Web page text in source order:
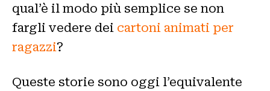
qual’è il modo più semplice se non
fargli vedere dei cartoni animati per
ragazzi?
Queste storie sono oggi l’equivalente